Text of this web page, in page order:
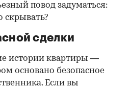
повод задуматься:
скрывать?
сделки
истории квартиры —
основано безопасное
Если вы